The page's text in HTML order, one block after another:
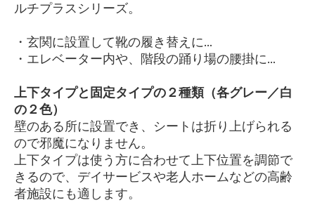
ルチプラスシリーズ。
・玄関に設置して靴の履き替えに…
・エレベーター内や、階段の踊り場の腰掛に…
上下タイプと固定タイプの２種類（各グレー／白
の２色）
壁のある所に設置でき、シートは折り上げられる
ので邪魔になりません。
上下タイプは使う方に合わせて上下位置を調節で
きるので、デイサービスや老人ホームなどの高齢
者施設にも適します。